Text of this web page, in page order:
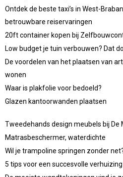
Ontdek de beste taxi’s in West-
betrouwbare reiservaringen
20ft container kopen bij
Low budget je tuin verbouwen? Dat
De voordelen van het plaatsen van
wonen
Waar is plakfolie voor bedoeld?
Glazen kantoorwanden plaatsen
Tweedehands design meubels bij De
Matrasbeschermer, waterdichte
Wil je trampoline springen zonder
5 tips voor een succesvolle verhuizing